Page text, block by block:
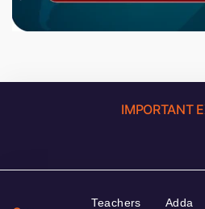
IMPORTANT
Teachers
Adda